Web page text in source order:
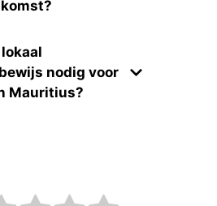
nodig voor
Mauritius?